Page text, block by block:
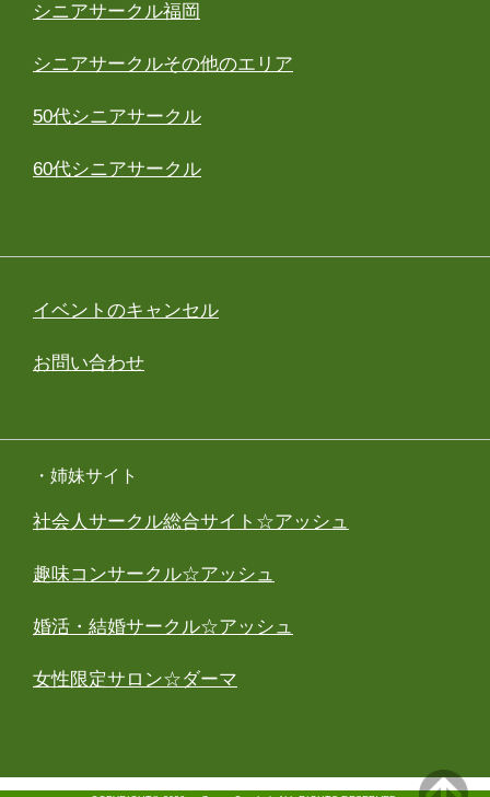
シニアサークル福岡
シニアサークルその他のエリア
50代シニアサークル
60代シニアサークル
イベントのキャンセル
お問い合わせ
・姉妹サイト
社会人サークル総合サイト☆アッシュ
趣味コンサークル☆アッシュ
婚活・結婚サークル☆アッシュ
女性限定サロン☆ダーマ